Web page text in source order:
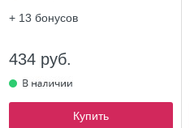
+ 13 бонусов
434 руб.
Купить